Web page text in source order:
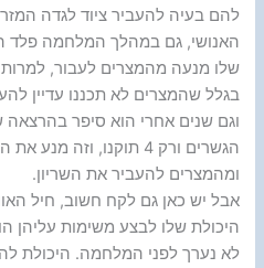
להם בעיה להעביר ציוד לגדה
האנושי, גם במהלך המלחמה
שלו מנעה מהמצרים לעבור,
בגלל שהמצרים לא תכננו עדיין
וגם שנים אחרי הוא סיפר
הגשרים ורק 4 תוקנו,
ומהמצרים להעביר את השריון.
אבל יש כאן גם לקח חשוב, חיל
היכולת שלו לבצע משימות עליהן
לא נערך לפני המלחמה. היכולת